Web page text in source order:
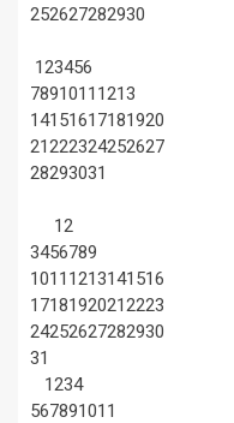
252627282930
123456
7891011 1213
14151617181920
21222324252627
28293031
12
3456789
1011 1213141516
17181920212223
24252627282930
31
1234
567891011